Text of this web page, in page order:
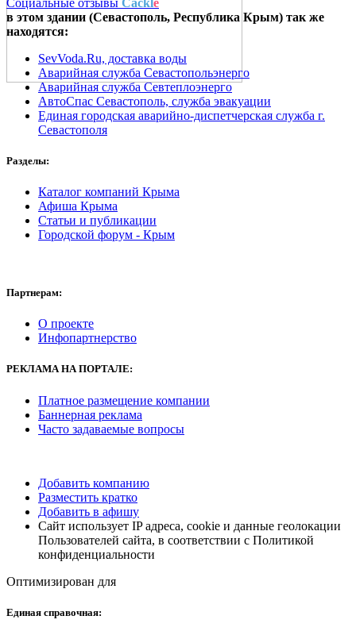
в этом здании (Севастополь, Республика Крым) так же
находятся:
SevVoda.Ru, доставка воды
Аварийная служба Севастопольэнерго
Аварийная служба Севтеплоэнерго
АвтоСпас Севастополь, служба эвакуации
Единая городская аварийно-диспетчерская служба г.
Севастополя
Разделы:
Каталог компаний Крыма
Афиша Крыма
Статьи и публикации
Городской форум - Крым
Партнерам:
О проекте
Инфопартнерство
РЕКЛАМАНА ПОРТАЛЕ:
Платное размещение компании
Баннерная реклама
Часто задаваемые вопросы
Добавить компанию
Разместить кратко
Добавить в афишу
Сайт использует IP адреса, cookie и данные геолокации
Пользователей сайта, в соответствии с Политикой
конфиденциальности
Оптимизирован для
Единая справочная: